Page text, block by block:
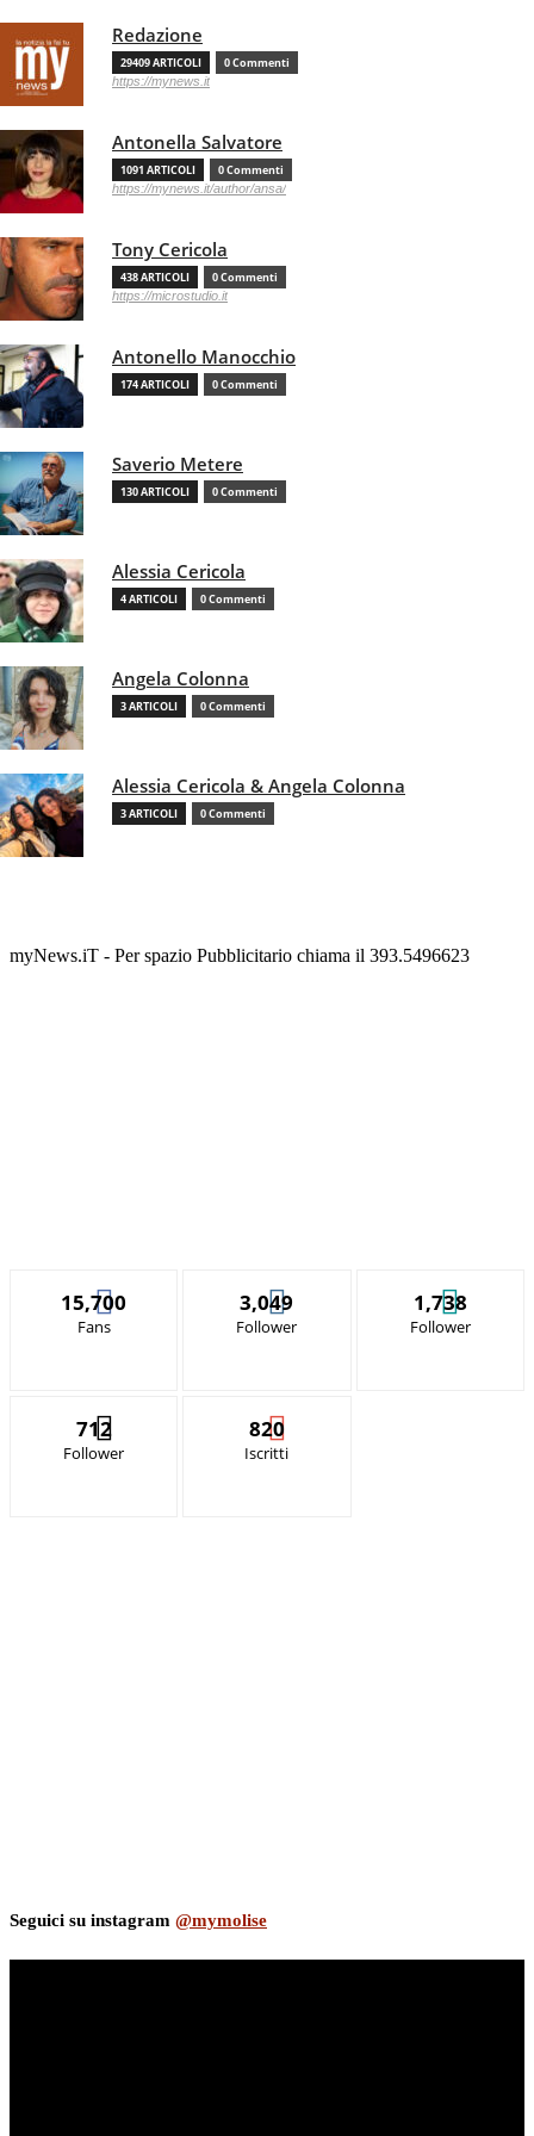
Redazione
29409 ARTICOLI 0 Commenti
https://mynews.it
Antonella Salvatore
1091 ARTICOLI 0 Commenti
https://mynews.it/author/ansa/
Tony Cericola
438 ARTICOLI 0 Commenti
https://microstudio.it
Antonello Manocchio
174 ARTICOLI 0 Commenti
Saverio Metere
130 ARTICOLI 0 Commenti
Alessia Cericola
4 ARTICOLI 0 Commenti
Angela Colonna
3 ARTICOLI 0 Commenti
Alessia Cericola & Angela Colonna
3 ARTICOLI 0 Commenti
myNews.iT - Per spazio Pubblicitario chiama il 393.5496623
15,700
Fans
3,049
Follower
1,738
Follower
712
Follower
820
Iscritti
Seguici su instagram @mymolise